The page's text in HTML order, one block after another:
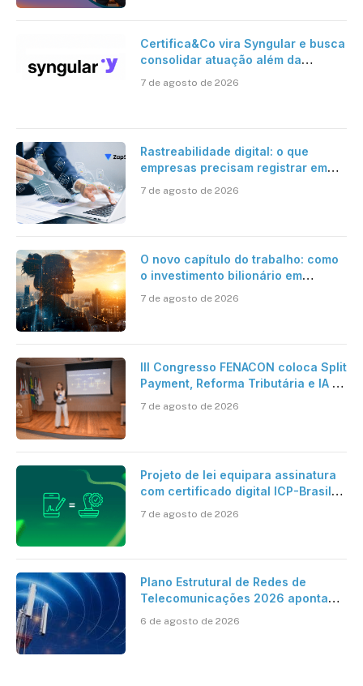
Certifica&Co vira Syngular e busca
consolidar atuação além da
7 de agosto de 2026
Rastreabilidade digital: o que
empresas precisam registrar em
7 de agosto de 2026
O novo capítulo do trabalho: como
o investimento bilionário em
verdadeira era da inteligência
7 de agosto de 2026
III Congresso FENACON coloca Split
Payment, Reforma Tributária e IA no
7 de agosto de 2026
Projeto de lei equipara assinatura
com certificado digital ICP-Brasil
cartório
7 de agosto de 2026
Plano Estrutural de Redes de
Telecomunicações 2026 aponta
avanço da cobertura móvel, mas
6 de agosto de 2026